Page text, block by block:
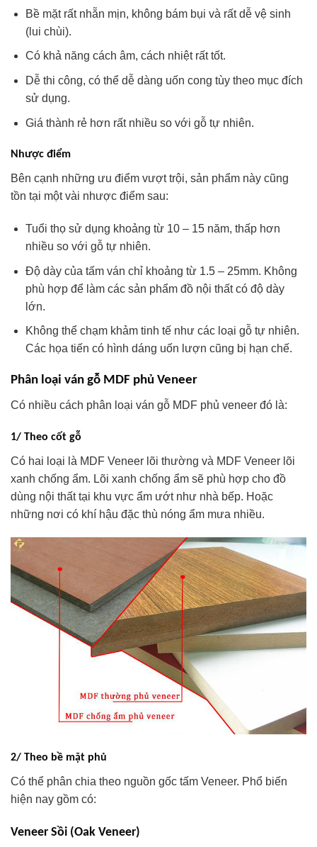
Bề mặt rất nhẵn mịn, không bám bụi và rất dễ vệ sinh
(lui chùi).
Có khả năng cách âm, cách nhiệt rất tốt.
Dễ thi công, có thể dễ dàng uốn cong tùy theo mục đích
sử dụng.
Giá thành rẻ hơn rất nhiều so với gỗ tự nhiên.
Nhược điểm
Bên cạnh những ưu điểm vượt trội, sản phẩm này cũng
tồn tại một vài nhược điểm sau:
Tuổi thọ sử dụng khoảng từ 10 – 15 năm, thấp hơn
nhiều so với gỗ tự nhiên.
Độ dày của tấm ván chỉ khoảng từ 1.5 – 25mm. Không
phù hợp để làm các sản phẩm đồ nội thất có độ dày
lớn.
Không thể chạm khảm tinh tế như các loại gỗ tự nhiên.
Các họa tiến có hình dáng uốn lượn cũng bị hạn chế.
Phân loại ván gỗ MDF phủ Veneer
Có nhiều cách phân loại ván gỗ MDF phủ veneer đó là:
1/ Theo cốt gỗ
Có hai loại là MDF Veneer lõi thường và MDF Veneer lõi
xanh chống ẩm. Lõi xanh chống ẩm sẽ phù hợp cho đồ
dùng nội thất tại khu vực ẩm ướt như nhà bếp. Hoặc
những nơi có khí hậu đặc thù nóng ẩm mưa nhiều.
2/ Theo bề mặt phủ
Có thể phân chia theo nguồn gốc tấm Veneer. Phổ biến
hiện nay gồm có:
Veneer Sồi (Oak Veneer)